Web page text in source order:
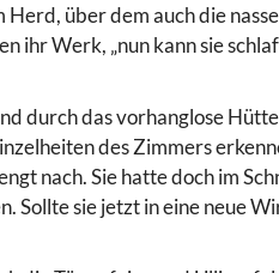
über dem auch die
ihr Werk, „nun kann sie
durch das vorhanglose
des Zimmers
nach. Sie hatte doch im
Sollte sie jetzt in eine neue